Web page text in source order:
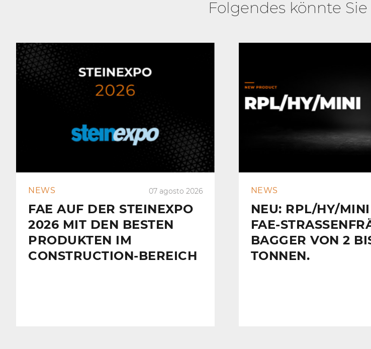
Folgendes könnte
NEWS 07 agosto 2026
FAE AUF DER STEINEXPO
2026 MIT DEN BESTEN
PRODUKTEN IM
CONSTRUCTION-BEREICH
NEWS
NEU: RPL/HY/
FAE-
AGGER VON 2 BIS
ONNEN.